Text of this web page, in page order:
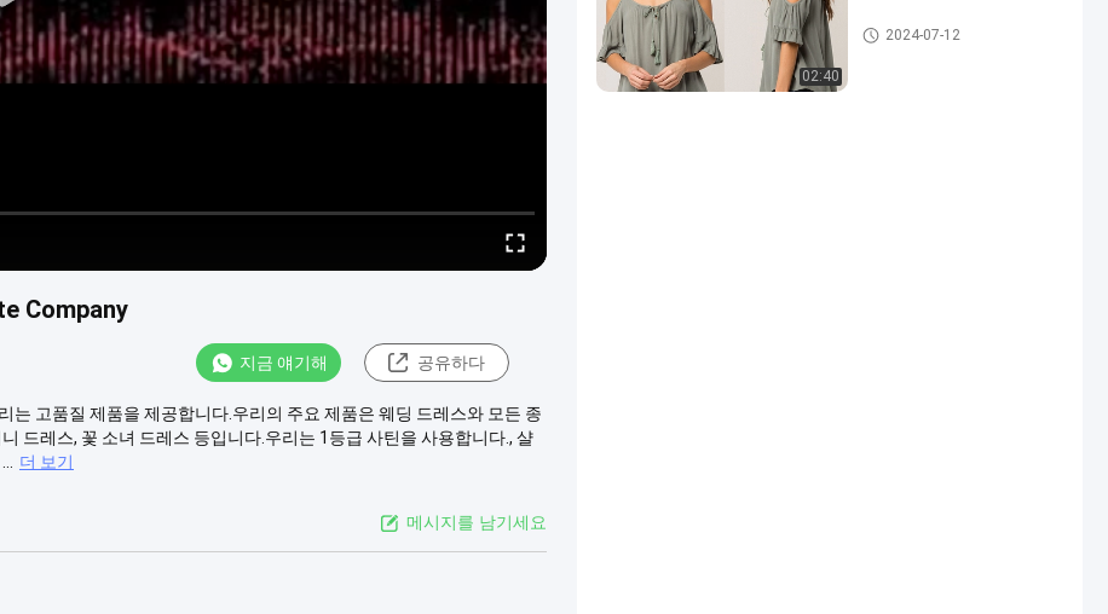
Company
지금 얘기해 공유하다
고품질 제품을 제공합니다.우리의 주요 제품은 웨딩 드레스와 모든 종
드레스, 꽃 소녀 드레스 등입니다.우리는 1등급 사틴을 사용합니다., 샬
더 보기
메시지를 남기세요
02:40
나선형 노트북
2024-07-12